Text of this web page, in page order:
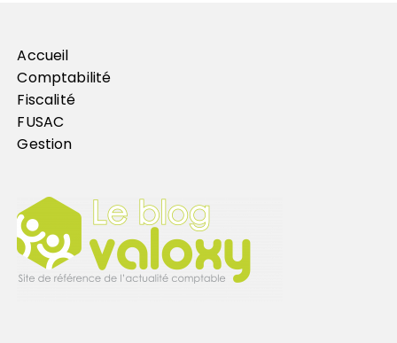
Accueil
Comptabilité
Fiscalité
FUSAC
Gestion